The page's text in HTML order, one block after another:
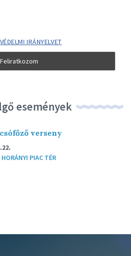
IRÁNYELVET
események
verseny
HORÁNYI PIAC TÉR